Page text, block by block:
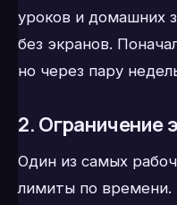
уроков и домашних
без экранов.
но через пару
2. Ограничение
Один из самых
лимиты по времени.